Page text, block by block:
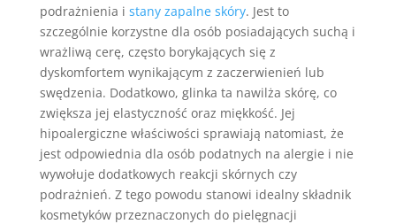
podrażnienia i stany zapalne skóry. Jest to
szczególnie korzystne dla osób posiadających suchą i
wrażliwą cerę, często borykających się z
dyskomfortem wynikającym z zaczerwienień lub
swędzenia. Dodatkowo, glinka ta nawilża skórę, co
zwiększa jej elastyczność oraz miękkość. Jej
hipoalergiczne właściwości sprawiają natomiast, że
jest odpowiednia dla osób podatnych na alergie i nie
wywołuje dodatkowych reakcji skórnych czy
podrażnień. Z tego powodu stanowi idealny składnik
kosmetyków przeznaczonych do pielęgnacji